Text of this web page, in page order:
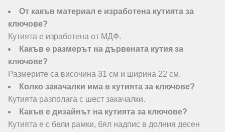
От какъв материал е изработена кутията за
ключове?
Кутията е изработена от МДФ.
Какъв е размерът на дървената кутия за
ключове?
Размерите са височина 31 см и ширина 22 см.
Колко закачалки има в кутията за ключове?
Кутията разполага с шест закачалки.
Какъв е дизайнът на кутията за ключове?
Кутията е с бели рамки, бял надпис в долния десен